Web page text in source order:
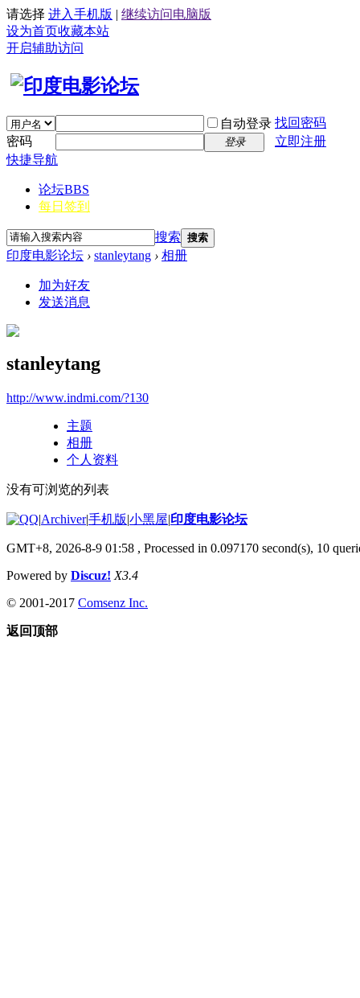
请选择 进入手机版 | 继续访问电脑版
设为首页收藏本站
开启辅助访问
自动登录 找回密码
密码
登录
立即注册
快捷导航
论坛BBS
每日签到
搜索 搜索
印度电影论坛 › stanleytang › 相册
加为好友
发送消息
stanleytang
http://www.indmi.com/?130
主题
相册
个人资料
没有可浏览的列表
|Archiver|手机版|小黑屋|印度电影论坛
GMT+8, 2026-8-9 01:58 , Processed in 0.097170 second(s), 10
Powered by Discuz! X3.4
© 2001-2017 Comsenz Inc.
返回顶部